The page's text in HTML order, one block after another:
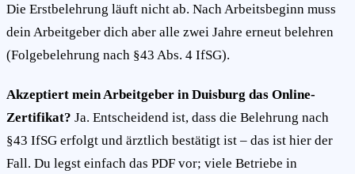
Die Erstbelehrung läuft nicht ab. Nach Arbeitsbeginn muss
dein Arbeitgeber dich aber alle zwei Jahre erneut belehren
(Folgebelehrung nach §43 Abs. 4 IfSG).
Akzeptiert mein Arbeitgeber in Duisburg das Online-
Zertifikat? Ja. Entscheidend ist, dass die Belehrung nach
§43 IfSG erfolgt und ärztlich bestätigt ist – das ist hier der
Fall. Du legst einfach das PDF vor; viele Betriebe in